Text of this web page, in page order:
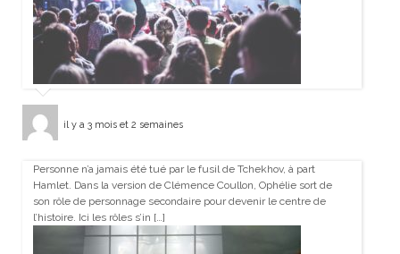
il y a 3 mois et 2 semaines
Personne n’a jamais été tué par le fusil de Tchekhov, à part
Hamlet. Dans la version de Clémence Coullon, Ophélie sort de
son rôle de personnage secondaire pour devenir le centre de
l’histoire. Ici les rôles s’in […]